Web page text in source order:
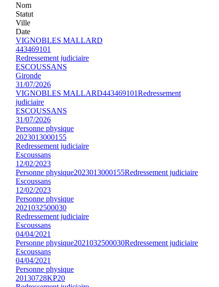
Nom
Statut
Ville
Date
VIGNOBLES MALLARD
443469101
Redressement judiciaire
ESCOUSSANS
Gironde
31/07/2026
VIGNOBLES MALLARD443469101Redressement
judiciaire
ESCOUSSANS
31/07/2026
Personne physique
2023013000155
Redressement judiciaire
Escoussans
12/02/2023
Personne physique2023013000155Redressement judiciaire
Escoussans
12/02/2023
Personne physique
2021032500030
Redressement judiciaire
Escoussans
04/04/2021
Personne physique2021032500030Redressement judiciaire
Escoussans
04/04/2021
Personne physique
20130728KP20